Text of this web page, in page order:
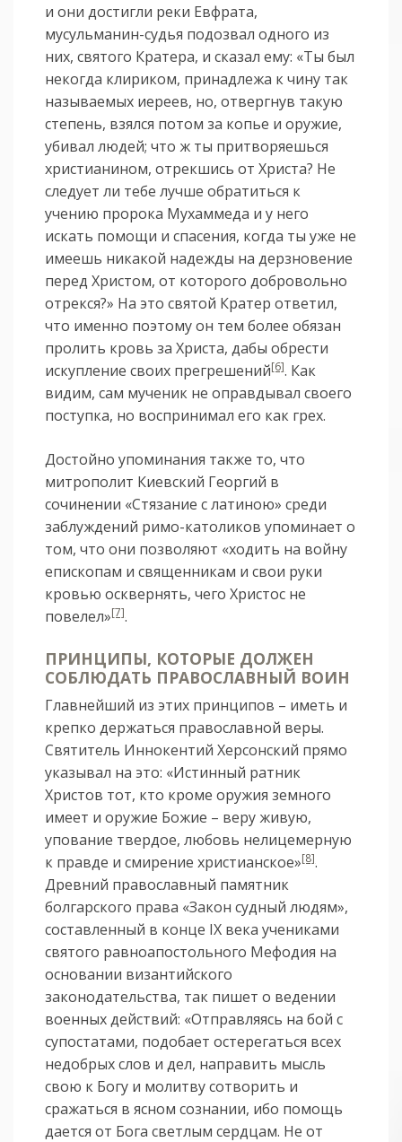
и они достигли реки Евфрата,
мусульманин-судья подозвал одного из
них, святого Кратера, и сказал ему: «Ты был
некогда клириком, принадлежа к чину так
называемых иереев, но, отвергнув такую
степень, взялся потом за копье и оружие,
убивал людей; что ж ты притворяешься
христианином, отрекшись от Христа? Не
следует ли тебе лучше обратиться к
учению пророка Мухаммеда и у него
искать помощи и спасения, когда ты уже не
имеешь никакой надежды на дерзновение
перед Христом, от которого добровольно
отрекся?» На это святой Кратер ответил,
что именно поэтому он тем более обязан
пролить кровь за Христа, дабы обрести
искупление своих прегрешений[6]. Как
видим, сам мученик не оправдывал своего
поступка, но воспринимал его как грех.
Достойно упоминания также то, что
митрополит Киевский Георгий в
сочинении «Стязание с латиною» среди
заблуждений римо-католиков упоминает о
том, что они позволяют «ходить на войну
епископам и священникам и свои руки
кровью осквернять, чего Христос не
повелел»[7].
ПРИНЦИПЫ, КОТОРЫЕ ДОЛЖЕН
СОБЛЮДАТЬ ПРАВОСЛАВНЫЙ ВОИН
Главнейший из этих принципов – иметь и
крепко держаться православной веры.
Святитель Иннокентий Херсонский прямо
указывал на это: «Истинный ратник
Христов тот, кто кроме оружия земного
имеет и оружие Божие – веру живую,
упование твердое, любовь нелицемерную
к правде и смирение христианское»[8].
Древний православный памятник
болгарского права «Закон судный людям»,
составленный в конце IX века учениками
святого равноапостольного Мефодия на
основании византийского
законодательства, так пишет о ведении
военных действий: «Отправляясь на бой с
супостатами, подобает остерегаться всех
недобрых слов и дел, направить мысль
свою к Богу и молитву сотворить и
сражаться в ясном сознании, ибо помощь
дается от Бога светлым сердцам. Не от